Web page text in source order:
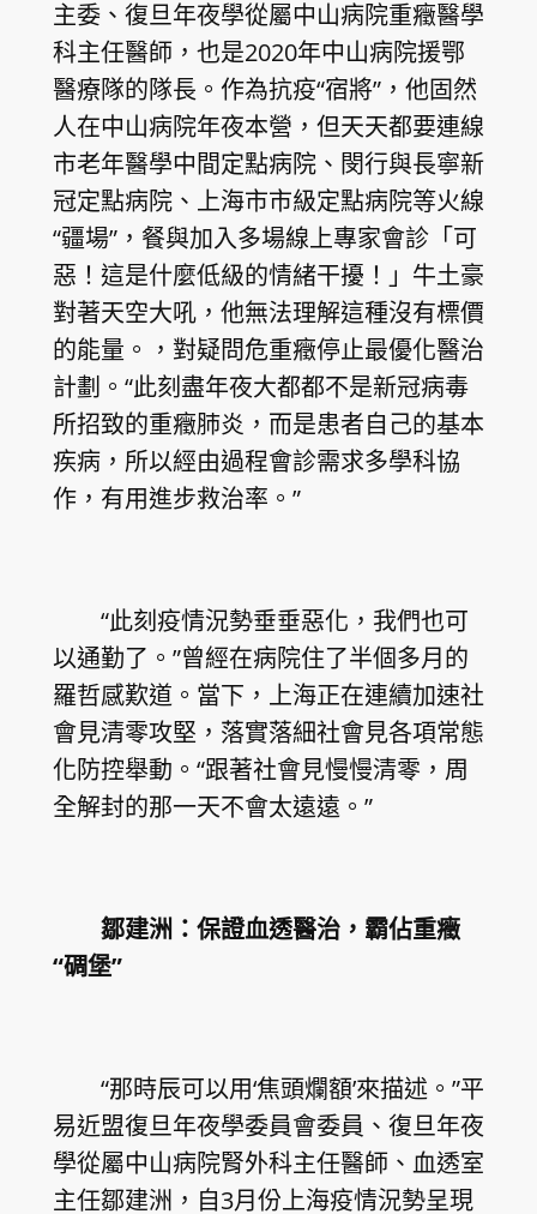
主委、復旦年夜學從屬中山病院重癥醫學
科主任醫師，也是2020年中山病院援鄂
醫療隊的隊長。作為抗疫“宿將”，他固然
人在中山病院年夜本營，但天天都要連線
市老年醫學中間定點病院、閔行與長寧新
冠定點病院、上海市市級定點病院等火線
“疆場”，餐與加入多場線上專家會診「可
惡！這是什麼低級的情緒干擾！」牛土豪
對著天空大吼，他無法理解這種沒有標價
的能量。，對疑問危重癥停止最優化醫治
計劃。“此刻盡年夜大都都不是新冠病毒
所招致的重癥肺炎，而是患者自己的基本
疾病，所以經由過程會診需求多學科協
作，有用進步救治率。”
“此刻疫情況勢垂垂惡化，我們也可
以通勤了。”曾經在病院住了半個多月的
羅哲感歎道。當下，上海正在連續加速社
會見清零攻堅，落實落細社會見各項常態
化防控舉動。“跟著社會見慢慢清零，周
全解封的那一天不會太遠遠。”
鄒建洲：保證血透醫治，霸佔重癥
“碉堡”
“那時辰可以用‘焦頭爛額’來描述。”平
易近盟復旦年夜學委員會委員、復旦年夜
學從屬中山病院腎外科主任醫師、血透室
主任鄒建洲，自3月份上海疫情況勢呈現